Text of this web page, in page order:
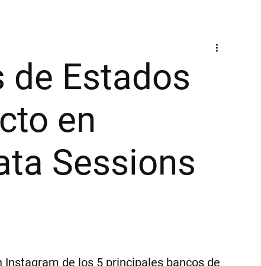
de Estados
en
Sessions
de los 5 principales bancos de